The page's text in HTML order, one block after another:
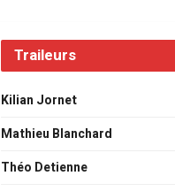
Traileurs
Kilian Jornet
Mathieu Blanchard
Théo Detienne